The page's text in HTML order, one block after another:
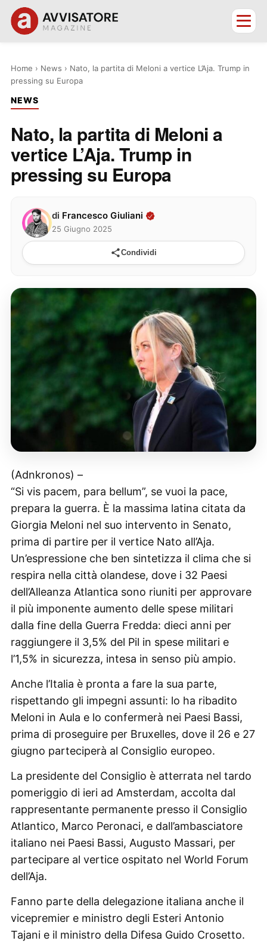
Home › News › Nato, la partita di Meloni a vertice L’Aja. Trump in
pressing su Europa
NEWS
Nato, la partita di Meloni a
vertice L’Aja. Trump in
pressing su Europa
di Francesco Giuliani
25 Giugno 2025
Condividi
(Adnkronos) –
“Si vis pacem, para bellum”, se vuoi la pace,
prepara la guerra. È la massima latina citata da
Giorgia Meloni nel suo intervento in Senato,
prima di partire per il vertice Nato all’Aja.
Un’espressione che ben sintetizza il clima che si
respira nella città olandese, dove i 32 Paesi
dell’Alleanza Atlantica sono riuniti per approvare
il più imponente aumento delle spese militari
dalla fine della Guerra Fredda: dieci anni per
raggiungere il 3,5% del Pil in spese militari e
l’1,5% in sicurezza, intesa in senso più ampio.
Anche l’Italia è pronta a fare la sua parte,
rispettando gli impegni assunti: lo ha ribadito
Meloni in Aula e lo confermerà nei Paesi Bassi,
prima di proseguire per Bruxelles, dove il 26 e 27
giugno parteciperà al Consiglio europeo.
La presidente del Consiglio è atterrata nel tardo
pomeriggio di ieri ad Amsterdam, accolta dal
rappresentante permanente presso il Consiglio
Atlantico, Marco Peronaci, e dall’ambasciatore
italiano nei Paesi Bassi, Augusto Massari, per
partecipare al vertice ospitato nel World Forum
dell’Aja.
Fanno parte della delegazione italiana anche il
vicepremier e ministro degli Esteri Antonio
Tajani e il ministro della Difesa Guido Crosetto.